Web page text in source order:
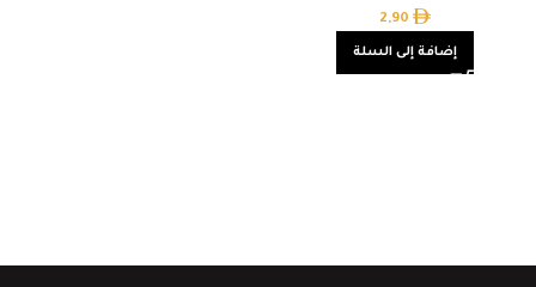
2,90
إضافة إلى السلة